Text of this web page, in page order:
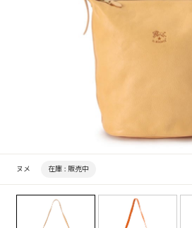
ヌメ 在庫 : 販売中